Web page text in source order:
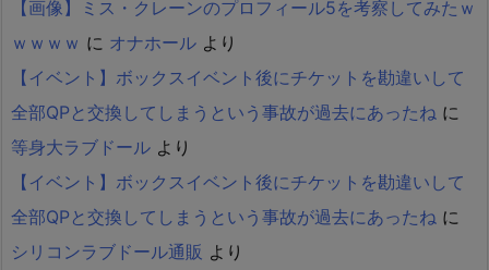
【画像】ミス・クレーンのプロフィール5を考察してみたｗ
ｗｗｗｗ に オナホール より
【イベント】ボックスイベント後にチケットを勘違いして
全部QPと交換してしまうという事故が過去にあったね に
等身大ラブドール より
【イベント】ボックスイベント後にチケットを勘違いして
全部QPと交換してしまうという事故が過去にあったね に
シリコンラブドール通販 より